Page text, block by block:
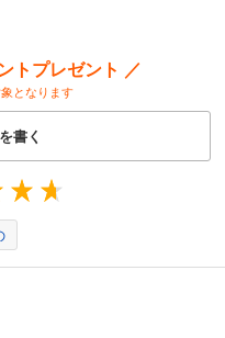
トプレゼント ／
となります
書く